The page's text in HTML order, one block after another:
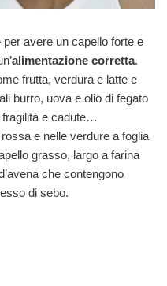
avere un capello forte e
alimentazione corretta.
frutta, verdura e latte e
burro, uova e olio di fegato
e cadute…
e nelle verdure a foglia
grasso, largo a farina
che contengono
di sebo.